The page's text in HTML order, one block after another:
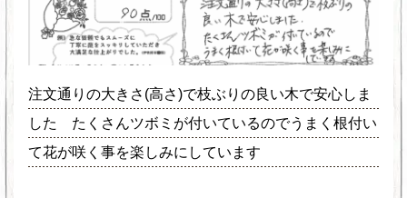
注文通りの大きさ(高さ)で枝ぶりの良い木で安心しま
した たくさんツボミが付いているのでうまく根付い
て花が咲く事を楽しみにしています